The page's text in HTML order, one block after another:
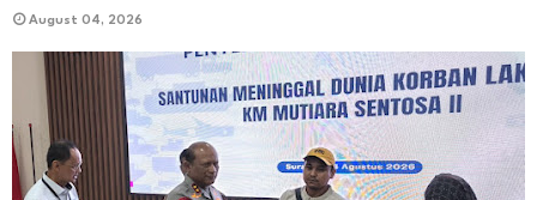
August 04, 2026